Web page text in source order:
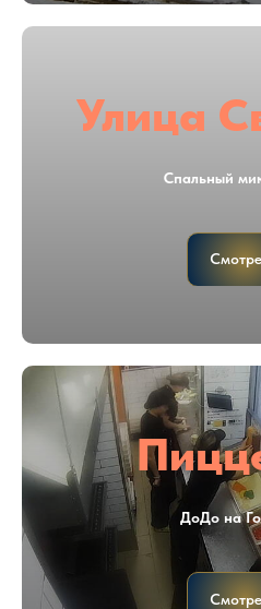
Улица
Спальный
ДоДо на